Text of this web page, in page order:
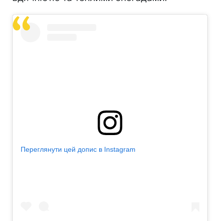
Переглянути цей допис в Instagram